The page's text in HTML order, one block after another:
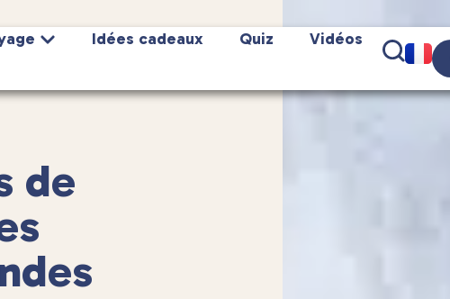
Idées cadeaux Quiz Vidéos
de